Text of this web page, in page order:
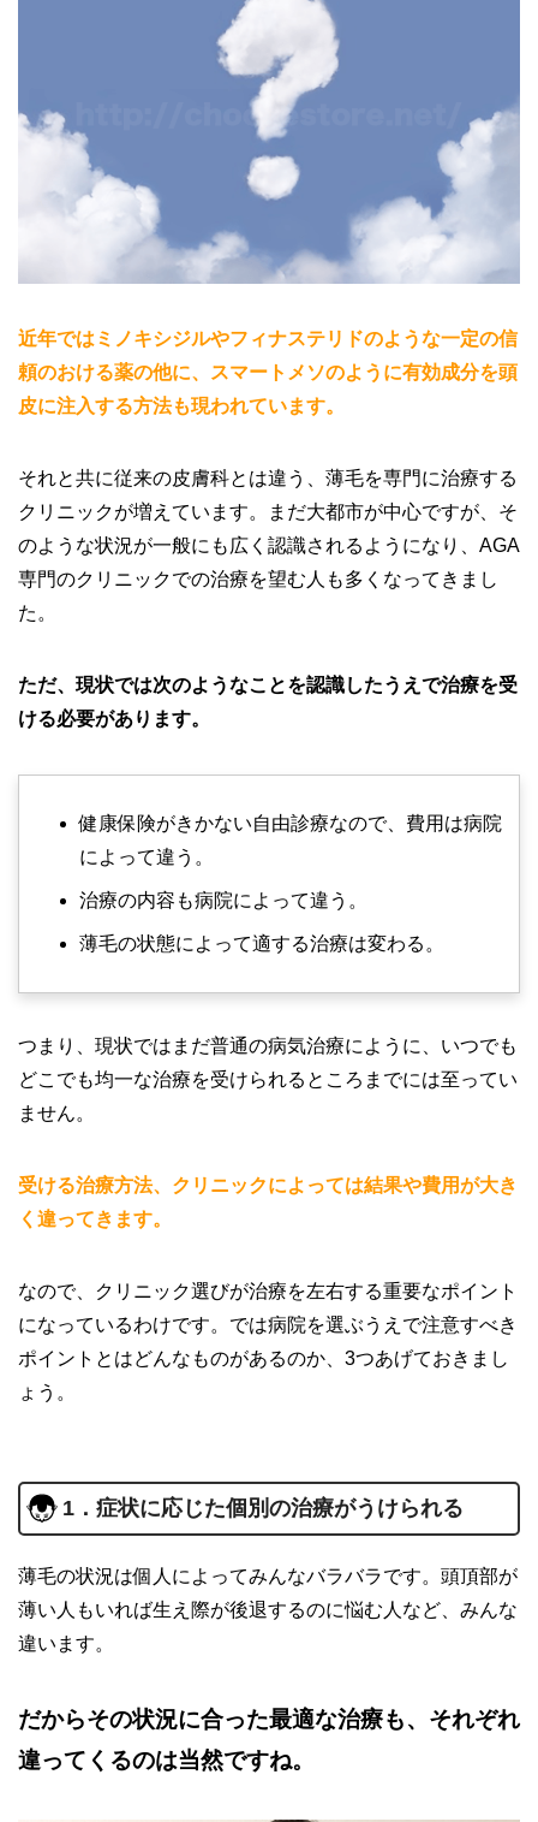
近年ではミノキシジルやフィナステリドのような一定の信
頼のおける薬の他に、スマートメソのように有効成分を頭
皮に注入する方法も現われています。
それと共に従来の皮膚科とは違う、薄毛を専門に治療する
クリニックが増えています。まだ大都市が中心ですが、そ
のような状況が一般にも広く認識されるようになり、AGA
専門のクリニックでの治療を望む人も多くなってきまし
た。
ただ、現状では次のようなことを認識したうえで治療を受
ける必要があります。
健康保険がきかない自由診療なので、費用は病院
によって違う。
治療の内容も病院によって違う。
薄毛の状態によって適する治療は変わる。
つまり、現状ではまだ普通の病気治療にように、いつでも
どこでも均一な治療を受けられるところまでには至ってい
ません。
受ける治療方法、クリニックによっては結果や費用が大き
く違ってきます。
なので、クリニック選びが治療を左右する重要なポイント
になっているわけです。では病院を選ぶうえで注意すべき
ポイントとはどんなものがあるのか、3つあげておきまし
ょう。
1．症状に応じた個別の治療がうけられる
薄毛の状況は個人によってみんなバラバラです。頭頂部が
薄い人もいれば生え際が後退するのに悩む人など、みんな
違います。
だからその状況に合った最適な治療も、それぞれ
違ってくるのは当然ですね。